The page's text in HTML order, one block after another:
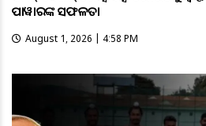
ପାୱାରଙ୍କ ସଫଳତା
August 1, 2026 | 4:58 PM